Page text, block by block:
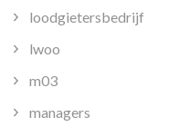
loodgietersbedrijf
lwoo
m03
managers